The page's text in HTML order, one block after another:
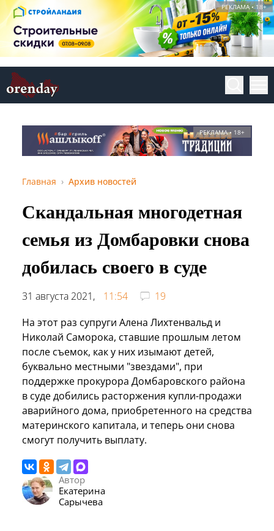
РЕКЛАМА • 18+
РЕКЛАМА • 18+
Главная Архив новостей
Скандальная многодетная
семья из Домбаровки снова
добилась своего в суде
31 августа 2021, 11:54
19
На этот раз супруги Алена Лихтенвальд и
Николай Саморока, ставшие прошлым летом
после съемок, как у них изымают детей,
буквально местными "звездами", при
поддержке прокурора Домбаровского района
в суде добились расторжения купли-продажи
аварийного дома, приобретенного на средства
материнского капитала, и теперь они снова
смогут получить выплату.
Автор
Екатерина
Сарычева